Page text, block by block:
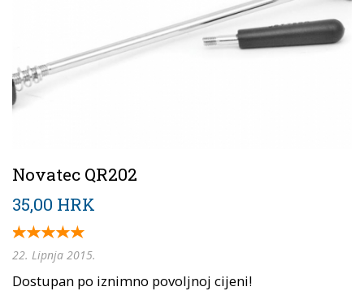
Novatec QR202
35,00 HRK
22. Lipnja 2015.
Dostupan po iznimno povoljnoj cijeni!